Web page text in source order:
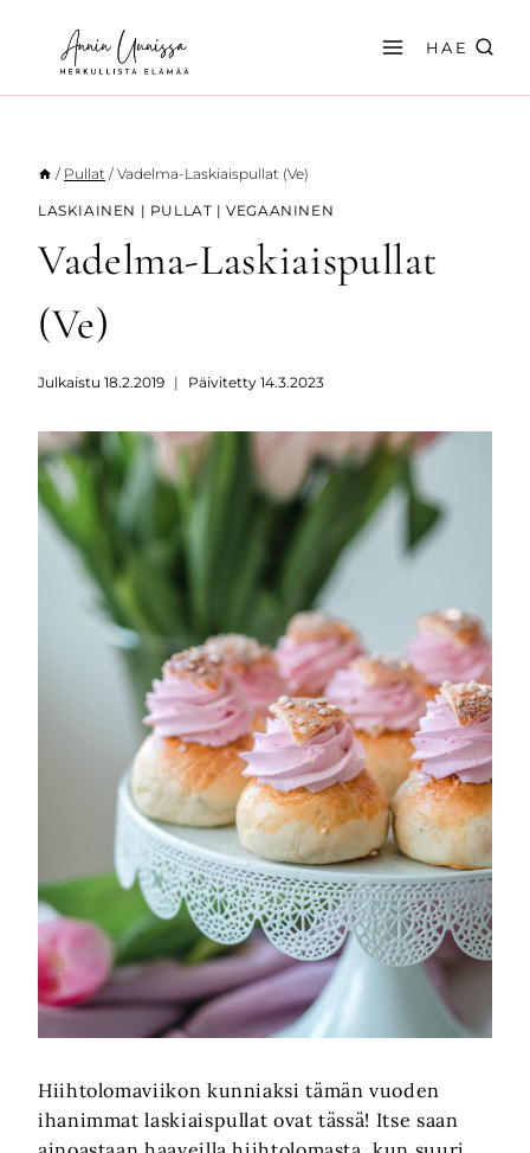
sisältöön
HAE
/ Pullat / Vadelma-Laskiaispullat (Ve)
LASKIAINEN | PULLAT |VEGAANINEN
Vadelma-Laskiaispullat
(Ve)
Julkaistu 18.2.2019 Päivitetty 14.3.2023
Hiihtolomaviikon kunniaksi tämän vuoden
ihanimmat laskiaispullat ovat tässä! Itse saan